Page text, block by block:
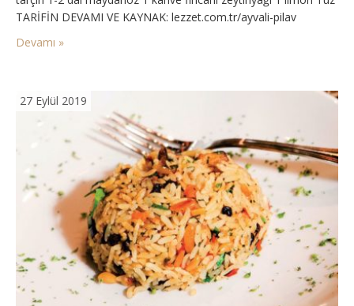
TARİFİN DEVAMI VE KAYNAK: lezzet.com.tr/ayvali-pilav
Devamı »
27 Eylül 2019